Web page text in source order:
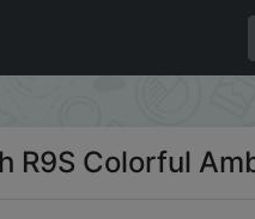
R9S Colorful